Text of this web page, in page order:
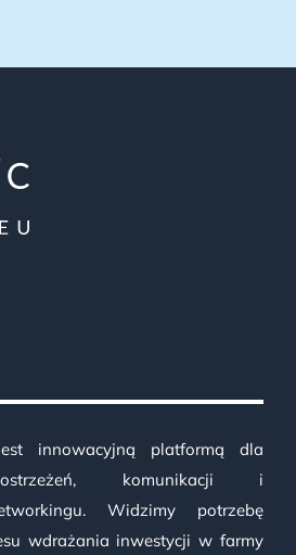
innowacyjną platformą dla
komunikacji i
Widzimy potrzebę
wdrażania inwestycji w farmy